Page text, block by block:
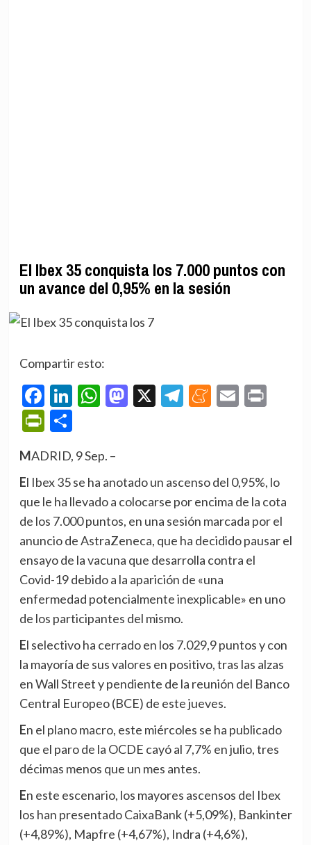
El Ibex 35 conquista los 7.000 puntos con
un avance del 0,95% en la sesión
Compartir esto:
Facebook
LinkedIn
WhatsApp
Mastodon
X Telegram
Meneame
Email
PrintFriendly
Compartir
MADRID, 9 Sep. –
El Ibex 35 se ha anotado un ascenso del 0,95%, lo
que le ha llevado a colocarse por encima de la cota
de los 7.000 puntos, en una sesión marcada por el
anuncio de AstraZeneca, que ha decidido pausar el
ensayo de la vacuna que desarrolla contra el
Covid-19 debido a la aparición de «una
enfermedad potencialmente inexplicable» en uno
de los participantes del mismo.
El selectivo ha cerrado en los 7.029,9 puntos y con
la mayoría de sus valores en positivo, tras las alzas
en Wall Street y pendiente de la reunión del Banco
Central Europeo (BCE) de este jueves.
En el plano macro, este miércoles se ha publicado
que el paro de la OCDE cayó al 7,7% en julio, tres
décimas menos que un mes antes.
En este escenario, los mayores ascensos del Ibex
los han presentado CaixaBank (+5,09%), Bankinter
(+4,89%), Mapfre (+4,67%), Indra (+4,6%),